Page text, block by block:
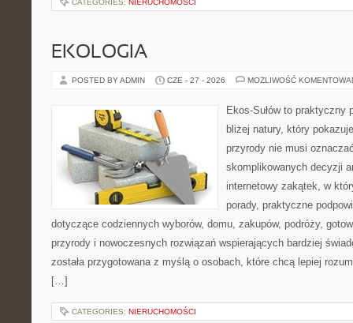
CATEGORIES: NIERUCHOMOŚCI
EKOLOGIA
POSTED BY ADMIN CZE - 27 - 2026 MOŻLIWOŚĆ
Ekos-Sułów to praktyczny
bliżej natury, który
przyrody nie musi
skomplikowanych decyzji
internetowy zakątek, w
porady, praktyczne
dotyczące codziennych wyborów, domu, zakupów, podróży,
przyrody i nowoczesnych rozwiązań wspierających bardziej
została przygotowana z myślą o osobach, które chcą lepiej
[…]
CATEGORIES: NIERUCHOMOŚCI